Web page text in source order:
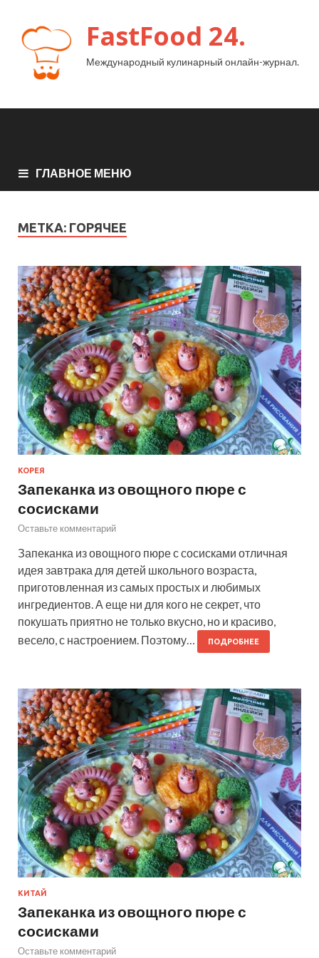
FastFood 24.
Международный кулинарный онлайн-журнал.
ГЛАВНОЕ МЕНЮ
МЕТКА: ГОРЯЧЕЕ
КОРЕЯ
Запеканка из овощного пюре с
сосисками
Оставьте комментарий
Запеканка из овощного пюре с сосисками отличная
идея завтрака для детей школьного возраста,
приготовленная из самых простых и любимых
ингредиентов. А еще ни для кого не секрет, что
покушать приятно не только вкусно, но и красиво,
весело, с настроением. Поэтому…
ПОДРОБНЕЕ
КИТАЙ
Запеканка из овощного пюре с
сосисками
Оставьте комментарий